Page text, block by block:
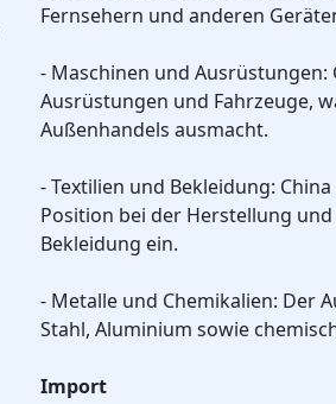
Fernsehern und anderen
- Maschinen und
Ausrüstungen und Fahrzeuge,
Außenhandels ausmacht.
- Textilien und Bekleidung:
Position bei der Herstellung
Bekleidung ein.
- Metalle und Chemikalien: Der
Stahl, Aluminium sowie
Import